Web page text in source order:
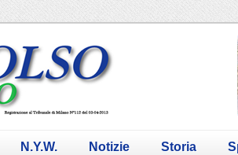
N.Y.W. Notizie Storia